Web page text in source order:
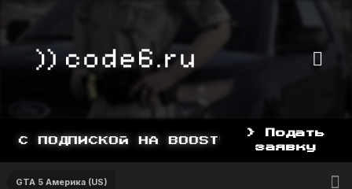
НА BOOSTY, BOOSTY.TO/
> Подать
заявку
GTA 5 Америка (US)